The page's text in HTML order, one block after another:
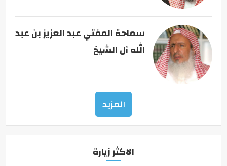
سماحة المفتي عبد العزيز بن عبد
الله آل الشيخ
المزيد
الاكثر زيارة